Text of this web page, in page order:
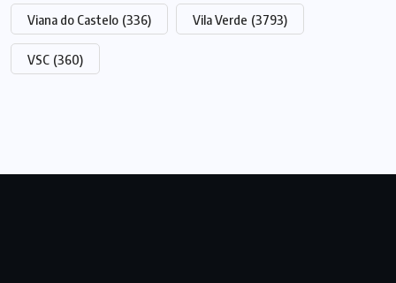
Viana do Castelo (336) Vila Verde (3793)
VSC (360)